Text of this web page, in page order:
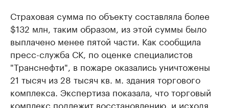
Страховая сумма по объекту составляла более
$132 млн, таким образом, из этой суммы было
выплачено менее пятой части. Как сообщила
пресс-служба СК, по оценке специалистов
"Транснефти", в пожаре оказались уничтожены
21 тысяч из 28 тысяч кв. м. здания торгового
комплекса. Экспертиза показала, что торговый
комплекс подлежит восстановлению, и исходя